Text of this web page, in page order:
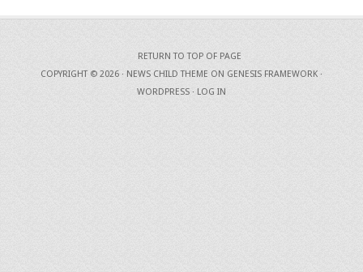
RETURN TO TOP OF PAGE
COPYRIGHT © 2026 · NEWS CHILD THEME ON GENESIS FRAMEWORK ·
WORDPRESS · LOG IN